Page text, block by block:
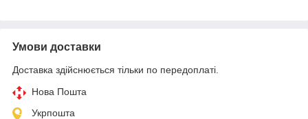
Умови доставки
Доставка здійснюється тільки по передоплаті.
Нова Пошта
Укрпошта